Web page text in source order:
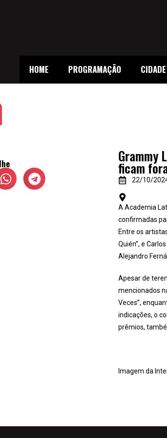
HOME PROGRAMAÇÃO CIDADE
Grammy
ficam
22/10/
A Academia
confirmadas
Entre os
Quién”, e
Alejandro
Apesar de
mencionados
Veces”,
indicações, o
prêmios,
Imagem da